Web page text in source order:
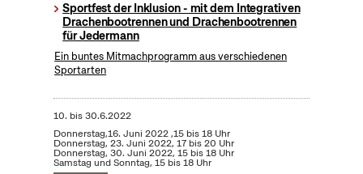
Sportfest der Inklusion - mit dem Integrativen
Drachenbootrennen und Drachenbootrennen
für Jedermann
Ein buntes Mitmachprogramm aus verschiedenen
Sportarten
10. bis30.6.2022
Donnerstag,16. Juni 2022 ,15 bis 18 Uhr
Donnerstag, 23. Juni 2022, 17 bis 20 Uhr
Donnerstag, 30. Juni 2022, 15 bis 18 Uhr
Samstag und Sonntag, 15 bis 18 Uhr